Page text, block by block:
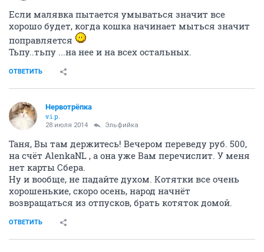
Если малявка пытается умываться значит все
хорошо будет, когда кошка начинает мыться значит
поправляется
Тьпу..тьпу ...на нее и на всех остальных.
ОТВЕТИТЬ
Нервотрёпка
v.i.p.
28 июля 2014 Эльфийка
Таня, Вы там держитесь! Вечером переведу руб. 500,
на счёт AlenkaNL , а она уже Вам перечислит. У меня
нет карты Сбера.
Ну и вообще, не падайте духом. Котятки все очень
хорошенькие, скоро осень, народ начнёт
возвращаться из отпусков, брать котяток домой.
ОТВЕТИТЬ